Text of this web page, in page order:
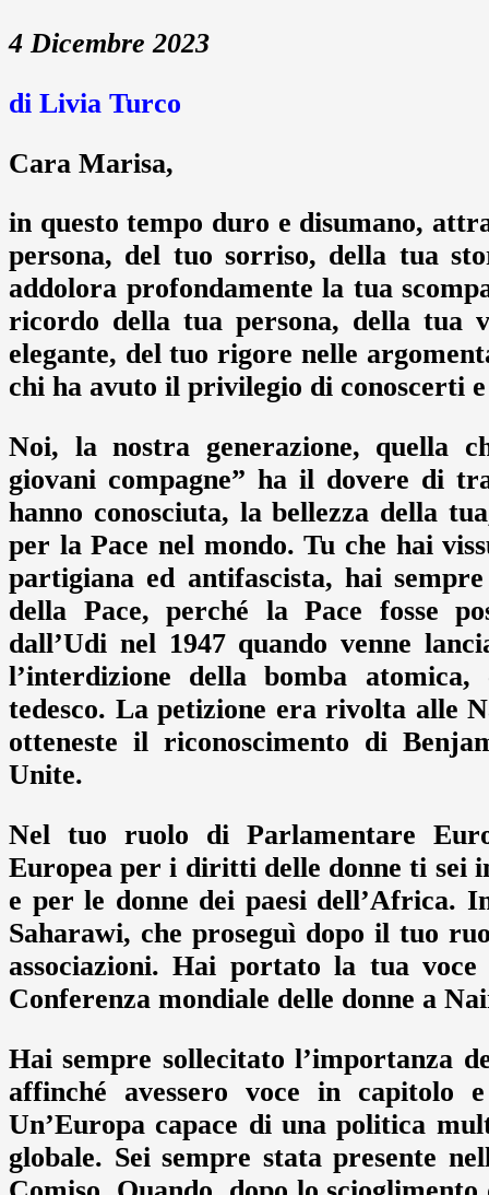
4 Dicembre 2023
di Livia Turco
Cara Marisa,
in questo tempo duro e disumano,
persona, del tuo sorriso, della tua
addolora profondamente la tua
ricordo della tua persona, della tua
elegante, del tuo rigore nelle
chi ha avuto il privilegio di conoscerti
Noi, la nostra generazione, quella
giovani compagne” ha il dovere di
hanno conosciuta, la bellezza della
per la Pace nel mondo. Tu che hai
partigiana ed antifascista, hai
della Pace, perché la Pace fosse
dall’Udi nel 1947 quando venne
l’interdizione della bomba
tedesco. La petizione era rivolta alle
otteneste il riconoscimento di
Unite.
Nel tuo ruolo di Parlamentare
Europea per i diritti delle donne ti sei
e per le donne dei paesi dell’Africa.
Saharawi, che proseguì dopo il tuo
associazioni. Hai portato la tua
Conferenza mondiale delle donne a
Hai sempre sollecitato l’importanza
affinché avessero voce in capitolo
Un’Europa capace di una politica
globale. Sei sempre stata presente